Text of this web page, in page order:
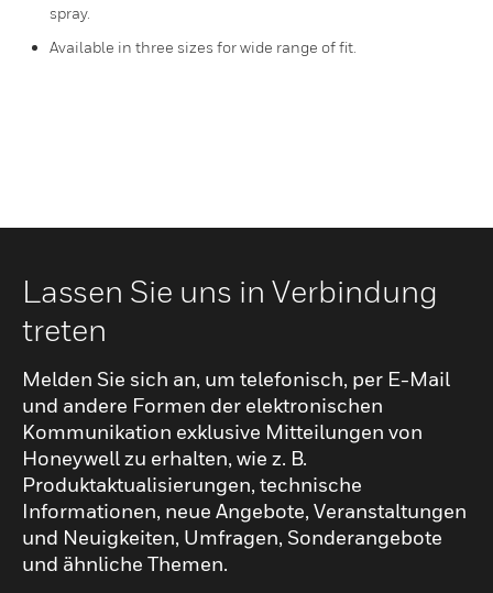
spray.
Available in three sizes for wide range of fit.
Lassen Sie uns in Verbindung
treten
Melden Sie sich an, um telefonisch, per E-Mail
und andere Formen der elektronischen
Kommunikation exklusive Mitteilungen von
Honeywell zu erhalten, wie z. B.
Produktaktualisierungen, technische
Informationen, neue Angebote, Veranstaltungen
und Neuigkeiten, Umfragen, Sonderangebote
und ähnliche Themen.